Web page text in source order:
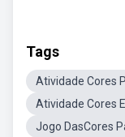
Tags
Atividade Cores
Atividade Cores
Jogo DasCores